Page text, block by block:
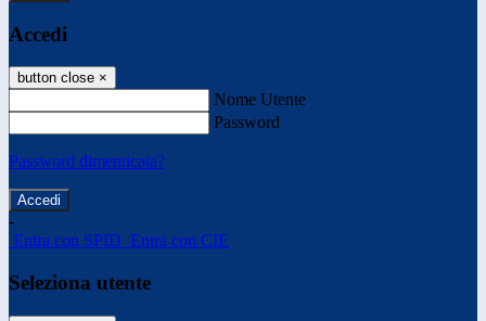
Accedi
button close ×
Nome Utente
Password
Password dimenticata?
-
Entra con SPID Entra con CIE
Seleziona utente